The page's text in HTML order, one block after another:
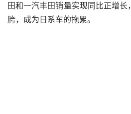
田和一汽丰田销量实现同比正增
胯，成为日系车的拖累。